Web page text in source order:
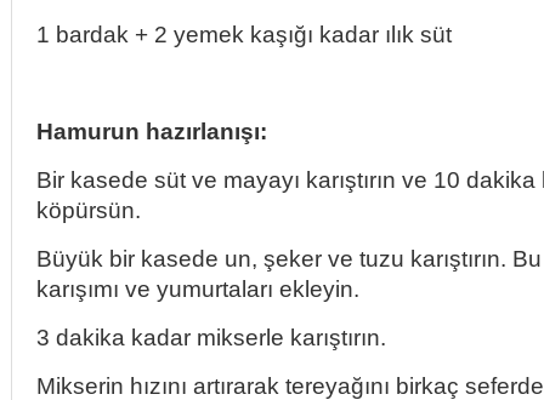
1 bardak + 2 yemek kaşığı kadar ılık süt
Hamurun hazırlanışı:
Bir kasede süt ve mayayı karıştırın ve 10
köpürsün.
Büyük bir kasede un, şeker ve tuzu karıştırın. Bu
karışımı ve yumurtaları ekleyin.
3 dakika kadar mikserle karıştırın.
Mikserin hızını artırarak tereyağını birkaç